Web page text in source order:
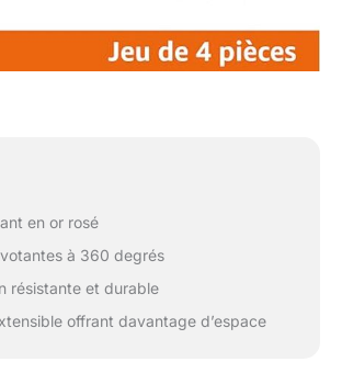
en or rosé
à 360 degrés
résistante et durable
offrant davantage d’espace